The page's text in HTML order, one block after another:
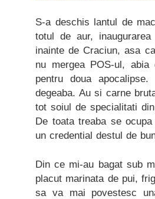
S-a deschis lantul de
totul de aur,
inainte de Craciun, asa
nu mergea POS-ul,
pentru doua
degeaba. Au si carne
tot soiul de specialitati
De toata treaba se
un credential destul de
Din ce mi-au bagat sub
placut marinata de pui,
sa va mai povestesc